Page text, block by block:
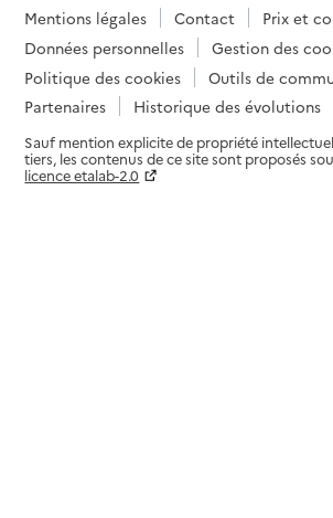
Mentions légales
Contact
Prix et
Données personnelles
Gestion des
Politique des cookies
Outils de
Partenaires
Historique des évolutions
Sauf mention explicite de propriété
tiers, les contenus de ce site sont proposés
licence etalab-2.0